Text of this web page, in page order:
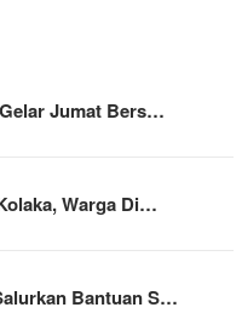
Jumat Bers…
Warga Di…
Bantuan S…